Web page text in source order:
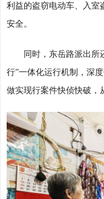
利益的盗窃电动车、入室
安全。
同时，东岳路派出所
行”一体化运行机制，深
做实现行案件快侦快破